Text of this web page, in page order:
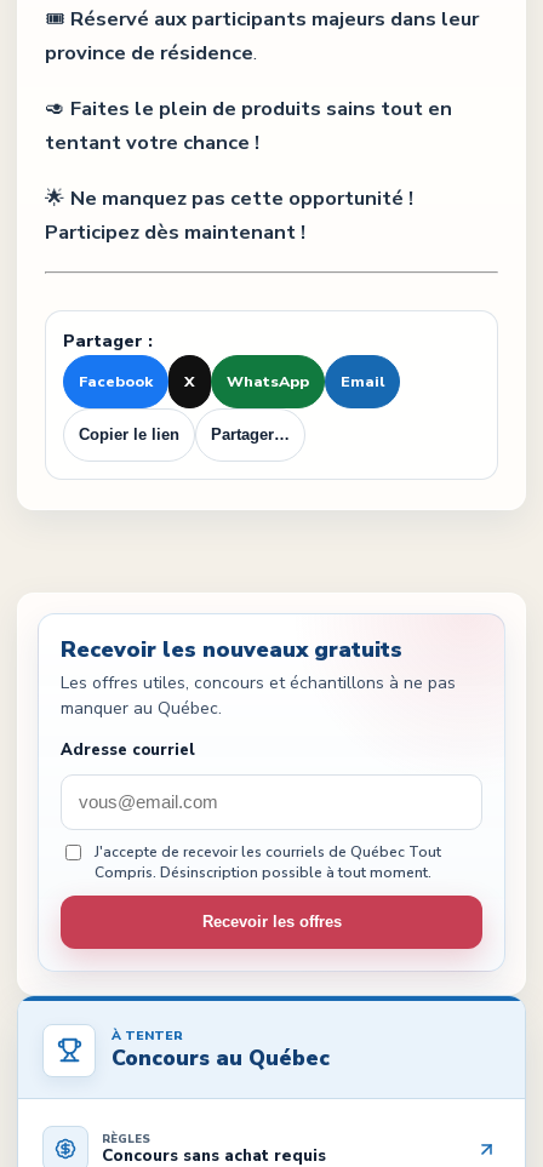
🎟 Réservé aux participants majeurs dans leur
province de résidence.
🥑 Faites le plein de produits sains tout en
tentant votre chance !
🌟 Ne manquez pas cette opportunité !
Participez dès maintenant !
Partager :
Facebook X WhatsApp Email
Copier le lien Partager…
Recevoir les nouveaux gratuits
Les offres utiles, concours et échantillons à ne pas
manquer au Québec.
Adresse courriel
J'accepte de recevoir les courriels de Québec Tout
Compris. Désinscription possible à tout moment.
Recevoir les offres
À TENTER
Concours au Québec
RÈGLES
Concours sans achat requis